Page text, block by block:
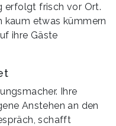
erfolgt frisch vor Ort.
kaum etwas kümmern
ihre Gäste
Ihre
Anstehen an den
schafft